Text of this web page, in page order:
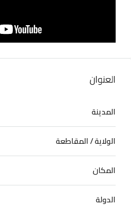
العنوان
المدينة
الولاية / المقاطعة
المكان
الدولة